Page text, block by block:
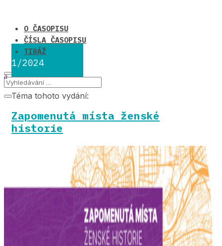
O ČASOPISU
ČÍSLA ČASOPISU
TIRÁŽ
1/2024
Téma tohoto vydání:
Zapomenutá místa ženské
historie